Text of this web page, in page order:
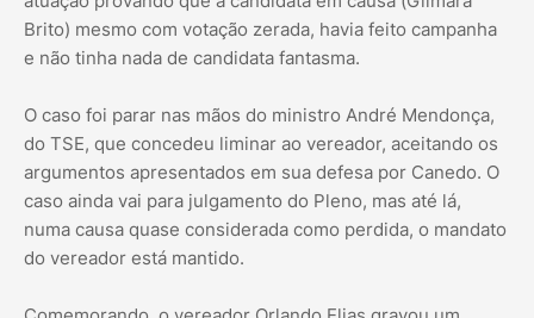
Brito) mesmo com votação zerada, havia feito campanha
e não tinha nada de candidata fantasma.
O caso foi parar nas mãos do ministro André Mendonça,
do TSE, que concedeu liminar ao vereador, aceitando os
argumentos apresentados em sua defesa por Canedo. O
caso ainda vai para julgamento do Pleno, mas até lá,
numa causa quase considerada como perdida, o mandato
do vereador está mantido.